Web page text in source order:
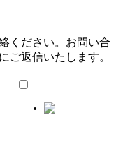
ください。お問い合
ご返信いたします。